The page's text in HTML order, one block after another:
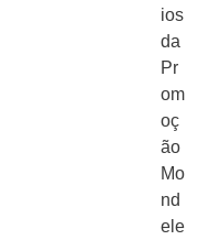
ios
da
Pr
om
oç
ão
Mo
nd
ele